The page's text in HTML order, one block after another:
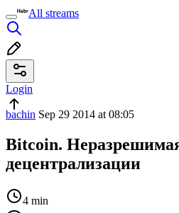
All streams
Login
bachin Sep 29 2014 at 08:05
Bitcoin.
децентрализации
4 min